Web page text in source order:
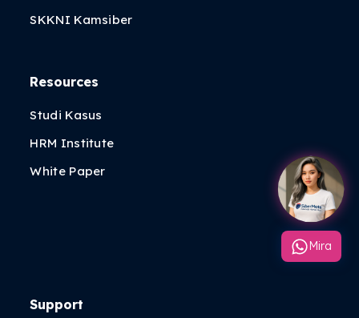
SKKNI Kamsiber
Resources
Studi Kasus
HRM Institute
White Paper
Support
Mira